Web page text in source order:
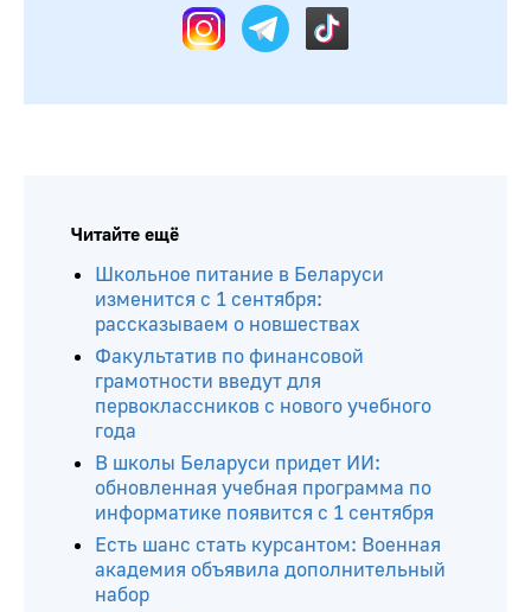
Читайте ещё
Школьное питание в Беларуси
изменится с 1 сентября:
рассказываем о новшествах
Факультатив по финансовой
грамотности введут для
первоклассников с нового учебного
года
В школы Беларуси придет ИИ:
обновленная учебная программа по
информатике появится с 1 сентября
Есть шанс стать курсантом: Военная
академия объявила дополнительный
набор